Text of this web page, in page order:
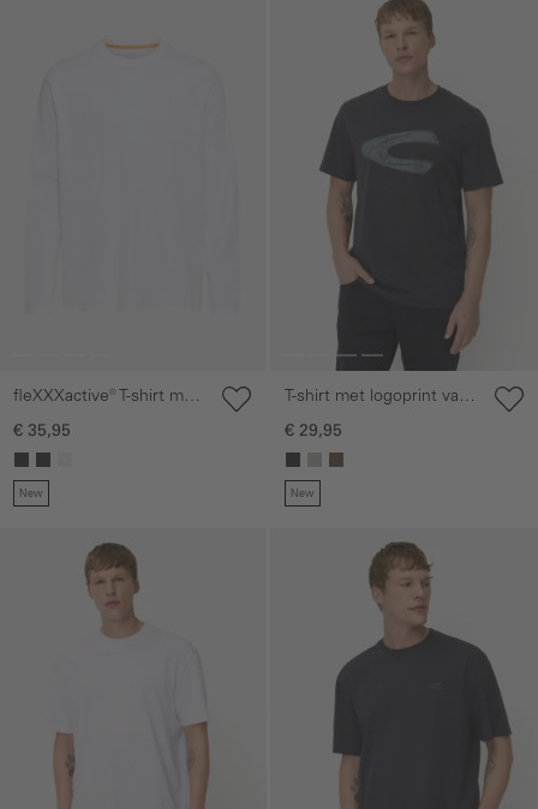
fleXXXactive® T-shirt met
lange mouwen en Stay
€ 35,95
New
T-shirt met logoprint van
organic cotton
€ 29,95
New